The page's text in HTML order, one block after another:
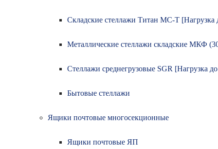
Складские стеллажи Титан МС-Т [Нагрузка
Металлические стеллажи складские МКФ
Стеллажи среднегрузовые SGR [Нагрузка
Бытовые стеллажи
Ящики почтовые многосекционные
Ящики почтовые ЯП